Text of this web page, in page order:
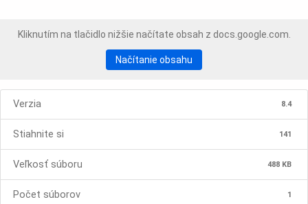
Kliknutím na tlačidlo nižšie načítate obsah z docs.google.com.
Načítanie obsahu
Verzia 8.4
Stiahnite si 141
Veľkosť súboru 488 KB
Počet súborov 1